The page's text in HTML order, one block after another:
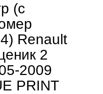
(с
Renault
2
2009
PRINT